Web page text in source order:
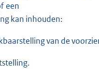
een
kan inhouden:
van de